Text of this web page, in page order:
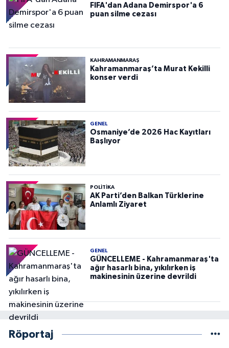
FIFA'dan Adana Demirspor'a 6
puan silme cezası
KAHRAMANMARAŞ
Kahramanmaraş’ta Murat Kekilli
konser verdi
GENEL
Osmaniye’de 2026 Hac Kayıtları
Başlıyor
POLITIKA
AK Parti’den Balkan Türklerine
Anlamlı Ziyaret
GENEL
GÜNCELLEME - Kahramanmaraş'ta
ağır hasarlı bina, yıkılırken iş
makinesinin üzerine devrildi
Röportaj